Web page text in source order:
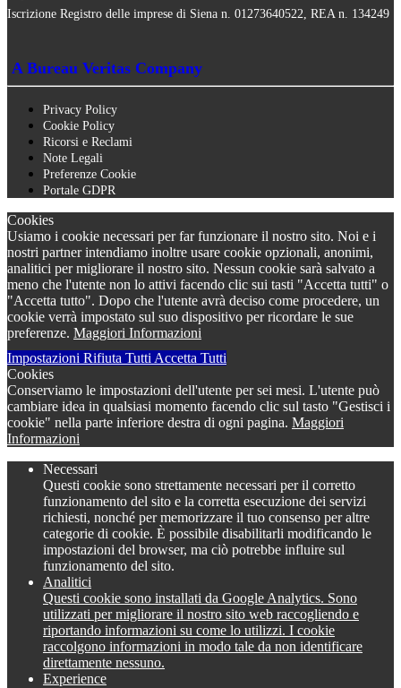
Iscrizione Registro delle imprese di Siena n. 01273640522, REA n. 134249
A Bureau Veritas Company
Privacy Policy
Cookie Policy
Ricorsi e Reclami
Note Legali
Preferenze Cookie
Portale GDPR
Cookies
Usiamo i cookie necessari per far funzionare il nostro sito. Noi e i
nostri partner intendiamo inoltre usare cookie opzionali, anonimi,
analitici per migliorare il nostro sito. Nessun cookie sarà salvato a
meno che l'utente non lo attivi facendo clic sui tasti "Accetta tutti" o
"Accetta tutto". Dopo che l'utente avrà deciso come procedere, un
cookie verrà impostato sul suo dispositivo per ricordare le sue
preferenze. Maggiori Informazioni
Impostazioni Rifiuta TuttiAccetta Tutti
Cookies
Conserviamo le impostazioni dell'utente per sei mesi. L'utente può
cambiare idea in qualsiasi momento facendo clic sul tasto "Gestisci i
cookie" nella parte inferiore destra di ogni pagina. Maggiori
Informazioni
Necessari
Questi cookie sono strettamente necessari per il corretto
funzionamento del sito e la corretta esecuzione dei servizi
richiesti, nonché per memorizzare il tuo consenso per altre
categorie di cookie. È possibile disabilitarli modificando le
impostazioni del browser, ma ciò potrebbe influire sul
funzionamento del sito.
Analitici
Questi cookie sono installati da Google Analytics. Sono
utilizzati per migliorare il nostro sito web raccogliendo e
riportando informazioni su come lo utilizzi. I cookie
raccolgono informazioni in modo tale da non identificare
direttamente nessuno.
Experience